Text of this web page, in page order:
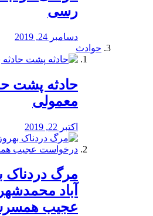
رسی
دسامبر 24, 2019
حوادث
️حادثه پشت
معمولی
اکتبر 22, 2019
مرگ دردناک
آباد
عجیب